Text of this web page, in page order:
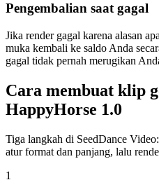
Pengembalian saat gagal
Jika render gagal karena alasan
muka kembali ke saldo Anda
gagal tidak pernah merugikan
Cara membuat klip
HappyHorse 1.0
Tiga langkah di SeedDance
atur format dan panjang, lalu
1